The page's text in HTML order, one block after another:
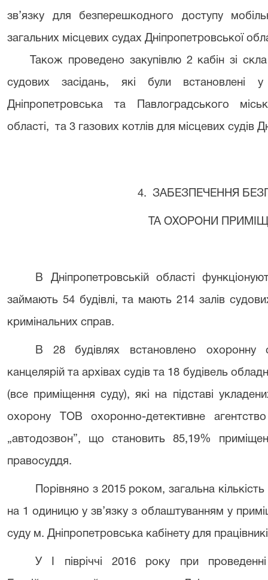
зв’язку для безперешкодного доступу
загальних місцевих судах Дніпропетровської
Також проведено закупівлю 2 кабін зі
судових засідань, які були
Дніпропетровська та Павлоградського
області, та 3 газових котлів для місцевих судів
4. ЗАБЕЗПЕЧЕННЯ
ТА ОХОРОНИ
В Дніпропетровській області
займають 54 будівлі, та мають 214 залів
кримінальних справ.
В 28 будівлях встановлено охоронну
канцелярій та архівах судів та 18 будівель
(все приміщення суду), які на підставі
охорону ТОВ охоронно-детективне
„автодозвон”, що становить 85,19%
правосуддя.
Порівняно з 2015 роком, загальна
на 1 одиницю у зв’язку з облаштуванням у
суду м. Дніпропетровська кабінету для
У І півріччі 2016 року при